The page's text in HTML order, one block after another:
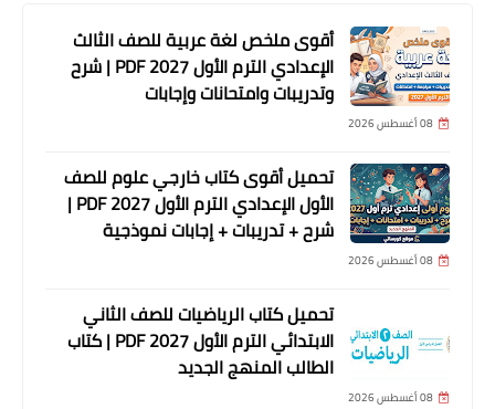
أقوى ملخص لغة عربية للصف الثالث
الإعدادي الترم الأول 2027 PDF | شرح
وتدريبات وامتحانات وإجابات
08 أغسطس 2026
تحميل أقوى كتاب خارجي علوم للصف
الأول الإعدادي الترم الأول 2027 PDF |
شرح + تدريبات + إجابات نموذجية
08 أغسطس 2026
تحميل كتاب الرياضيات للصف الثاني
الابتدائي الترم الأول 2027 PDF | كتاب
الطالب المنهج الجديد
08 أغسطس 2026